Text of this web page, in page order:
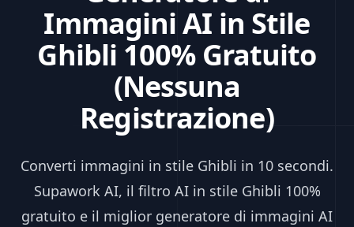
Immagini AI in Stile
Ghibli 100% Gratuito
(Nessuna
Registrazione)
Converti immagini in stile Ghibli in 10 secondi.
Supawork AI, il filtro AI in stile Ghibli 100%
gratuito e il miglior generatore di immagini AI
MODELLO DI IA RIVOLUZIONARIO
🎬